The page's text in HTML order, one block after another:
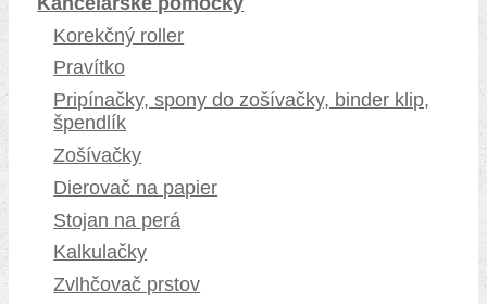
Korekčný roller
Pravítko
Pripínačky, spony do zošívačky, binder klip,
špendlík
Zošívačky
Dierovač na papier
Stojan na perá
Kalkulačky
Zvlhčovač prstov